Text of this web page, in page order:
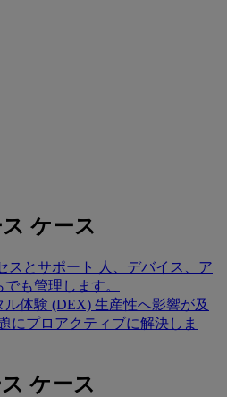
ケース
スとサポート
人、デバイス、ア
も管理します。
ル体験 (DEX) 生産性へ影響が及
にプロアクティブに解決しま
ケース